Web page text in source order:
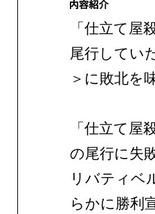
「仕立て
尾行してい
＞に敗北
「仕立て屋
の尾行に失
リバティベ
らかに勝利